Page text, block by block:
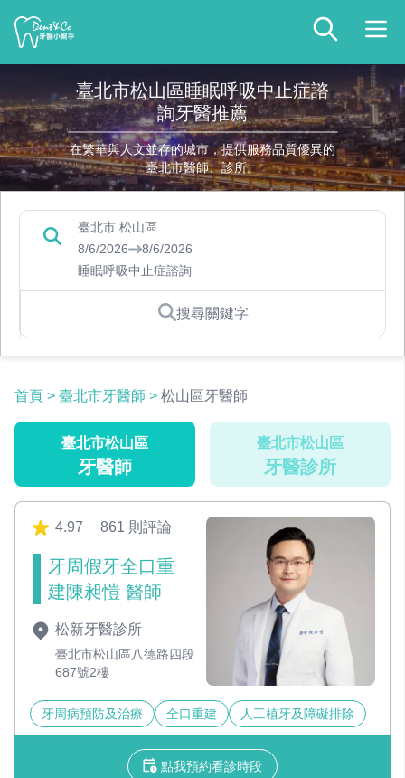
臺北市松山區睡眠呼吸中止症諮
詢牙醫推薦
在繁華與人文並存的城市，提供服務品質優異的
臺北市醫師、診所。
臺北市 松山區
8/6/2026
8/6/2026
睡眠呼吸中止症諮詢
搜尋關鍵字
首頁 > 臺北市牙醫師 > 松山區牙醫師
臺北市松山區
牙醫師
臺北市松山區
牙醫診所
4.97 861 則評論
牙周假牙全口重
建陳昶愷 醫師
松新牙醫診所
臺北市松山區八德路四段
687號2樓
牙周病預防及治療 全口重建 人工植牙及障礙排除
點我預約看診時段